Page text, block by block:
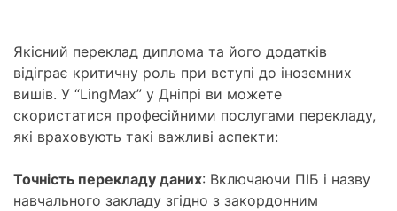
Якісний переклад диплома та його додатків
відіграє критичну роль при вступі до іноземних
вишів. У “LingMax” у Дніпрі ви можете
скористатися професійними послугами перекладу,
які враховують такі важливі аспекти:
Точність перекладу даних: Включаючи ПІБ і назву
навчального закладу згідно з закордонним